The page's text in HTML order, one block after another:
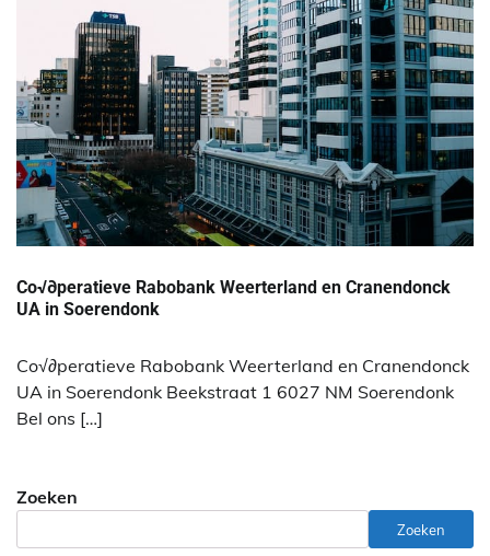
Co√∂peratieve Rabobank Weerterland en Cranendonck
UA in Soerendonk
Co√∂peratieve Rabobank Weerterland en Cranendonck
UA in Soerendonk Beekstraat 1 6027 NM Soerendonk
Bel ons […]
Zoeken
Zoeken